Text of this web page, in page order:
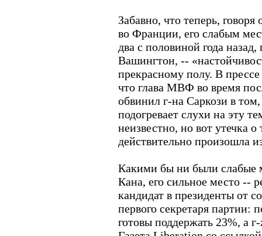
Забавно, что теперь,
во Франции, его слабым
два с половиной года
Вашингтон, --
прекрасному полу. В
что глава МВФ во время
обвинил г-на Саркози в
подогревает слухи на эту
неизвестно, но вот утечка о
действительно произошла
Какими бы ни были слабые
Кана, его сильное место --
кандидат в президенты от
первого секретаря партии:
готовы поддержать 23%, а